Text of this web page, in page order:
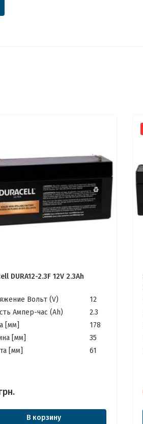
DURA12-2.3F 12V 2.3Ah
Вольт (V)
12
Ампер-час (Ah)
2.3
[мм]
178
[мм]
35
[мм]
61
В корзину